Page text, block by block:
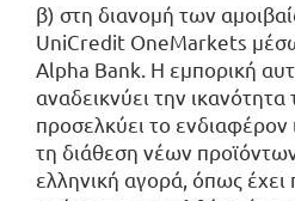
β) στη διανομή των
UniCredit OneMarkets
Alpha Bank. Η εμπορική
αναδεικνύει την
προσελκύει το
τη διάθεση νέων
ελληνική αγορά, όπως έχει